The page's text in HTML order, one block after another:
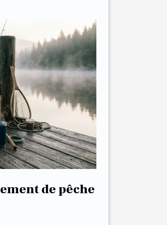
de pêche